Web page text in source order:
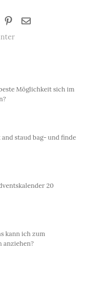
Möglichkeit sich im
staud bag- und finde
20
kann ich zum
anziehen?